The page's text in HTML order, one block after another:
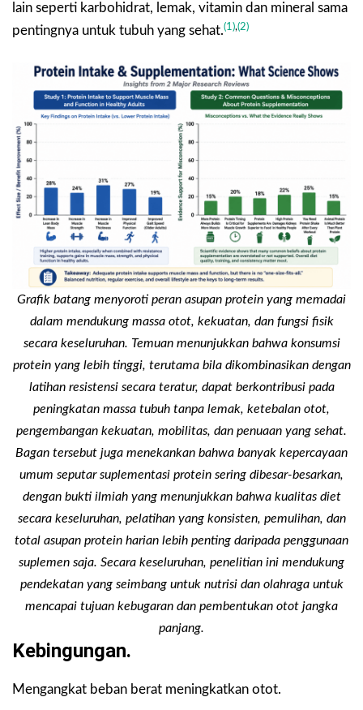
lain seperti karbohidrat, lemak, vitamin dan mineral sama
pentingnya untuk tubuh yang sehat.(1),(2)
Grafik batang menyoroti peran asupan protein yang memadai
dalam mendukung massa otot, kekuatan, dan fungsi fisik
secara keseluruhan. Temuan menunjukkan bahwa konsumsi
protein yang lebih tinggi, terutama bila dikombinasikan dengan
latihan resistensi secara teratur, dapat berkontribusi pada
peningkatan massa tubuh tanpa lemak, ketebalan otot,
pengembangan kekuatan, mobilitas, dan penuaan yang sehat.
Bagan tersebut juga menekankan bahwa banyak kepercayaan
umum seputar suplementasi protein sering dibesar-besarkan,
dengan bukti ilmiah yang menunjukkan bahwa kualitas diet
secara keseluruhan, pelatihan yang konsisten, pemulihan, dan
total asupan protein harian lebih penting daripada penggunaan
suplemen saja. Secara keseluruhan, penelitian ini mendukung
pendekatan yang seimbang untuk nutrisi dan olahraga untuk
mencapai tujuan kebugaran dan pembentukan otot jangka
panjang.
Kebingungan.
Mengangkat beban berat meningkatkan otot.